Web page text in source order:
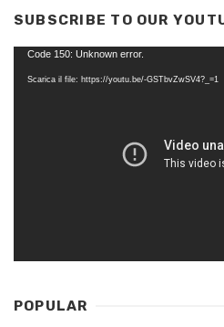
SUBSCRIBE TO OUR
Video
Player
Code 150: Unknown error.
Scarica il file: https://youtu.be/-GSTbvZwSV4?_=1
POPULAR